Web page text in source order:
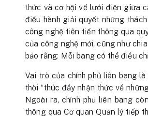
thức và cơ hội về lưới điện giữa
điều hành giải quyết những
công nghệ tiên tiến thông qua
của công nghệ mới, cũng như
bảo rằng: Mỗi bang có thể điều
Vai trò của chính phủ liên bang
thời “thúc đẩy nhận thức về
Ngoài ra, chính phủ liên bang
thông qua Cơ quan Quản lý tiếp